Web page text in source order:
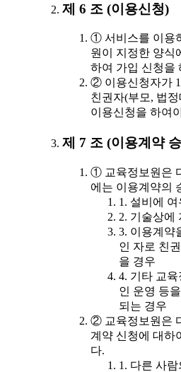
제 6 조 (이용신청)
① 서비스를 이용
원이 지정한 양식
하여 가입 신청을
② 이용신청자가
친권자(부모, 법
이용신청을 하여
제 7 조 (이용계약
① 교육정보원은
에는 이용계약의
1. 설비에
2. 기술상에
3. 이용계약
인 자로 친
을 경우
4. 기타 교
인 운영 등
되는 경우
② 교육정보원은
계약 신청에 대하
다.
1. 다른 사